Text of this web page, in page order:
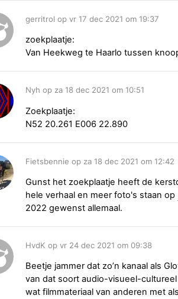
gerritrol op vr 17 dec 2021 om 19:37
zoekplaatje:
Van Heekweg te Haarlo tussen
Nyh op za 18 dec 2021 om 10:51
Zoekplaatje:
N52 20.261 E006 22.890
Fietsbennie op za 18 dec 2021 om 12:42
Gunst het zoekplaatje heeft de
hele verhaal en meer foto's staan op
2022 gewenst allemaal.
HvdK op vr 24 dec 2021 om 09:38
Beetje jammer dat zo’n kanaal als
van dat soort audio-visueel-
wat filmmateriaal van anderen met